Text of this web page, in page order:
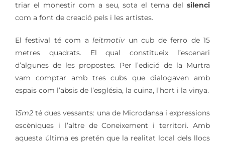
triar el monestir com a seu, sota el tema del silenci
com a font de creació pels i les artistes.
El festival té com aleitmotiv un cub de ferro de 15
metres quadrats. El qual constitueix l’escenari
d’algunes de les propostes. Per l’edició de la Murtra
vam comptar amb tres cubs que dialogaven amb
espais com l’absis de l’església, la cuina, l’hort i la vinya.
15m2 té dues vessants: una de Microdansa i expressions
escèniques i l’altre de Coneixement i territori. Amb
aquesta última es pretén que la realitat local dels llocs